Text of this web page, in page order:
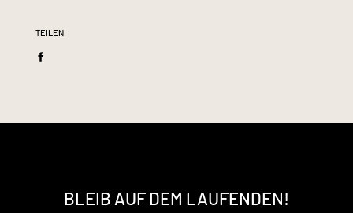
Oberstoff:60% Baumwolle, 40% Polyester
TEILEN
BLEIB AUF DEM LAUFENDEN!